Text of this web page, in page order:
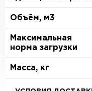
Объём, м3
Максимальная
норма загрузки
Масса, кг